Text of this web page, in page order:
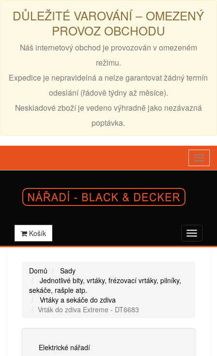
DŮLEŽITÉ VAROVÁNÍ – OMEZENÝ
PROVOZ OBCHODU
Náš internetový obchod je provozován v omezeném
režimu.
Expedice je nepravidelná a nelze garantovat žádný termín
odeslání (řádově týdny až měsíce).
Neskladové zboží je vedeno výhradně jako nezávazná
poptávka.
Košík
Domů
Sady
Jednotlivé bity, vrtáky, frézovací vrtáky, pilníky,
sekáče, rašple atp.
Vrtáky a sekáče do zdiva
Vrták do zdiva Extreme - DT6683
Elektrické nářadí